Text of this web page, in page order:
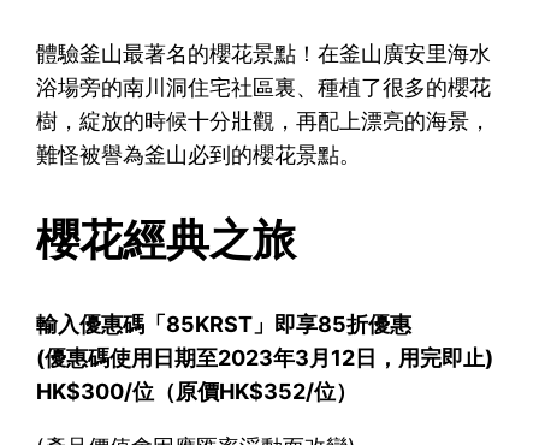
體驗釜山最著名的櫻花景點！在釜山廣安里海水
浴場旁的南川洞住宅社區裏、種植了很多的櫻花
樹，綻放的時候十分壯觀，再配上漂亮的海景，
難怪被譽為釜山必到的櫻花景點。
櫻花經典之旅
輸入優惠碼「85KRST」即享85折優惠
(優惠碼使用日期至2023年3月12日，用完即止)
HK$300/位（原價HK$352/位）